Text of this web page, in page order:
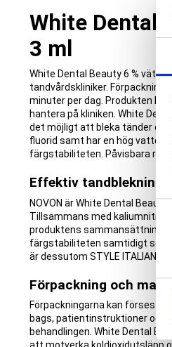
S
a
c
s
White Dental
3 ml
White Dental Beauty 6 %
tandvårdskliniker.
minuter per dag. Produkten
hantera på kliniken. White
det möjligt att bleka tänder
fluorid samt har en hög
färgstabiliteten. Påvisbara
Effektiv tandblekning
NOVON är White Dental
Tillsammans med kaliumnitrat,
produktens sammansättning.
färgstabiliteten samtidigt som
är dessutom STYLE ITALIANOs
Förpackning och
Förpackningarna kan förses
bags, patientinstruktioner och
behandlingen. White Dental